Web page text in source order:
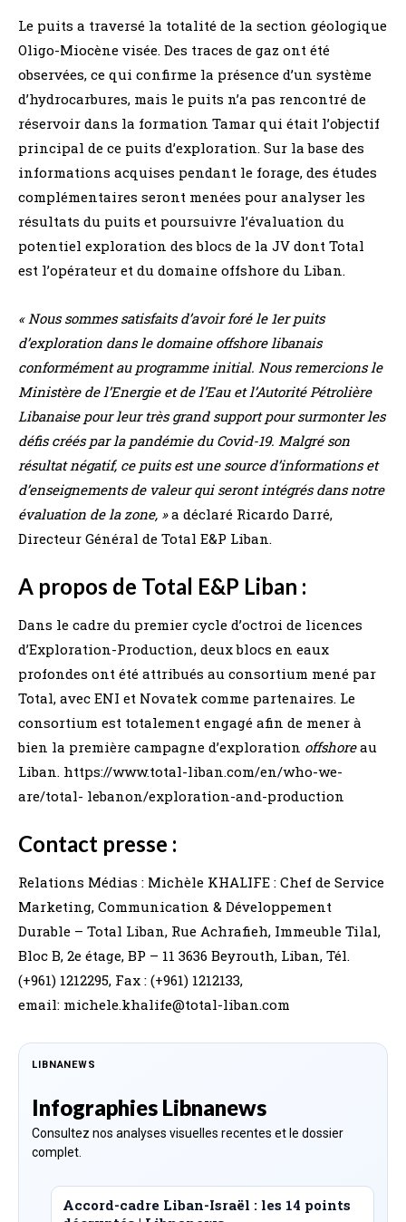
Le puits a traversé la totalité de la section géologique
Oligo-Miocène visée. Des traces de gaz ont été
observées, ce qui confirme la présence d’un système
d’hydrocarbures, mais le puits n’a pas rencontré de
réservoir dans la formation Tamar qui était l’objectif
principal de ce puits d’exploration. Sur la base des
informations acquises pendant le forage, des études
complémentaires seront menées pour analyser les
résultats du puits et poursuivre l’évaluation du
potentiel exploration des blocs de la JV dont Total
est l’opérateur et du domaine offshore du Liban.
« Nous sommes satisfaits d’avoir foré le 1er puits
d’exploration dans le domaine offshore libanais
conformément au programme initial. Nous remercions le
Ministère de l’Energie et de l’Eau et l’Autorité Pétrolière
Libanaise pour leur très grand support pour surmonter les
défis créés par la pandémie du Covid-19. Malgré son
résultat négatif, ce puits est une source d’informations et
d’enseignements de valeur qui seront intégrés dans notre
évaluation de la zone, »a déclaré Ricardo Darré,
Directeur Général de Total E&P Liban.
A propos de Total E&P Liban :
Dans le cadre du premier cycle d’octroi de licences
d’Exploration-Production, deux blocs en eaux
profondes ont été attribués au consortium mené par
Total, avec ENI et Novatek comme partenaires. Le
consortium est totalement engagé afin de mener à
bien la première campagne d’exploration offshoreau
Liban. https://www.total-liban.com/en/who-we-
are/total- lebanon/exploration-and-production
Contact presse :
Relations Médias : Michèle KHALIFE : Chef de Service
Marketing, Communication & Développement
Durable – Total Liban, Rue Achrafieh, Immeuble Tilal,
Bloc B, 2e étage, BP – 11 3636 Beyrouth, Liban, Tél.
(+961) 1212295, Fax : (+961) 1212133,
email: michele.khalife@total-liban.com
LIBNANEWS
Infographies Libnanews
Consultez nos analyses visuelles recentes et le dossier
complet.
Accord-cadre Liban-Israël : les 14 points